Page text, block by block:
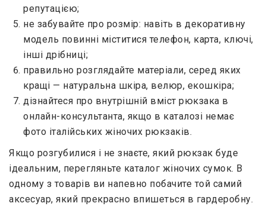
репутацією;
не забувайте про розмір: навіть в декоративну
модель повинні міститися телефон, карта, ключі,
інші дрібниці;
правильно розглядайте матеріали, серед яких
кращі — натуральна шкіра, велюр, екошкіра;
дізнайтеся про внутрішній вміст рюкзака в
онлайн-консультанта, якщо в каталозі немає
фото італійських жіночих рюкзаків.
Якщо розгубилися і не знаєте, який рюкзак буде
ідеальним, перегляньте каталог жіночих сумок. В
одному з товарів ви напевно побачите той самий
аксесуар, який прекрасно впишеться в гардеробну.